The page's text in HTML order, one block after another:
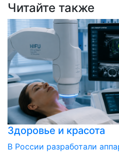
Читайте также
Здоровье и красота
В России разработали